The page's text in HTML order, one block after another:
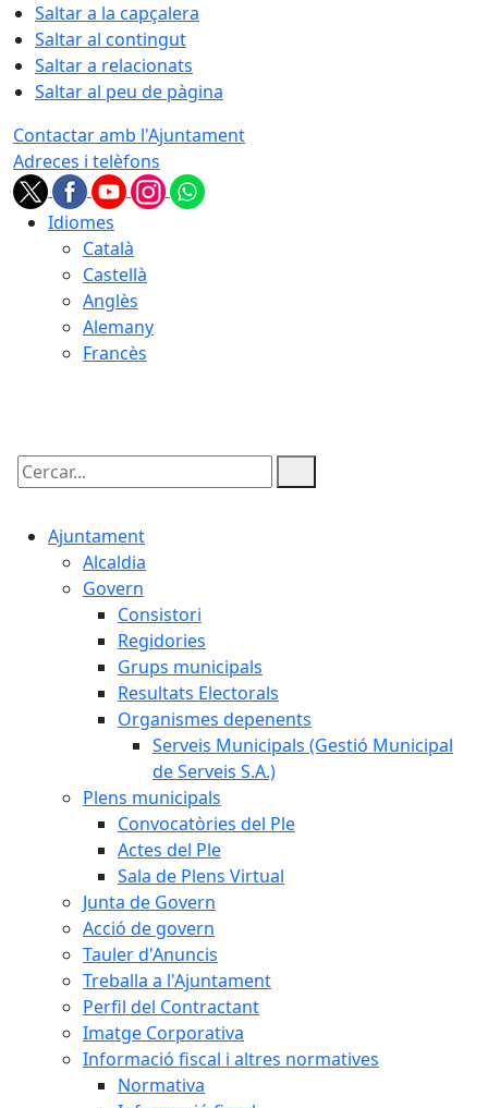
Saltar a la capçalera
Saltar al contingut
Saltar a relacionats
Saltar al peu de pàgina
Contactar amb l'Ajuntament
Adreces i telèfons
Idiomes
Català
Castellà
Anglès
Alemany
Francès
Cercar:
Ajuntament
Alcaldia
Govern
Consistori
Regidories
Grups municipals
Resultats Electorals
Organismes depenents
Serveis Municipals (Gestió Municipal
de Serveis S.A.)
Plens municipals
Convocatòries del Ple
Actes del Ple
Sala de Plens Virtual
Junta de Govern
Acció de govern
Tauler d'Anuncis
Treballa a l'Ajuntament
Perfil del Contractant
Imatge Corporativa
Informació fiscal i altres normatives
Normativa